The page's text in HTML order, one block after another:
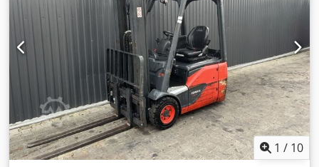
Dodpfx Agezhdghsdsck Boční posuv, 3. ventil, topení, plně
uzavřená kabina,
1 / 10